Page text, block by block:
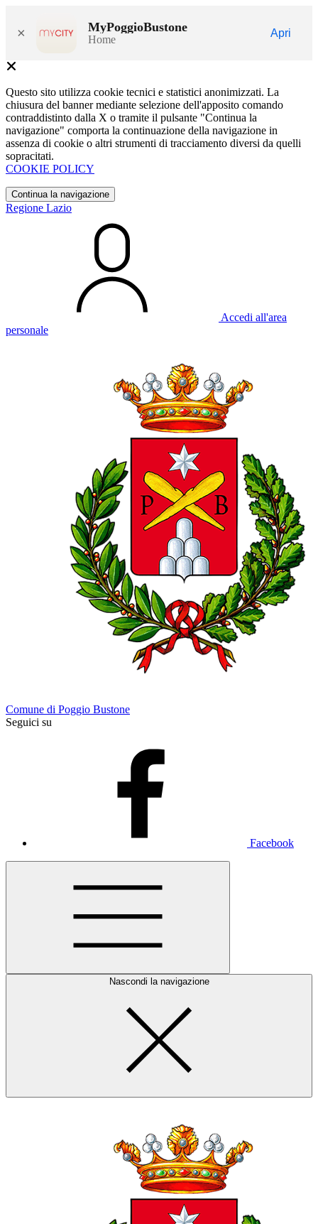
× MyPoggioBustone
Home
Apri
Questo sito utilizza cookie tecnici e statistici anonimizzati. La
chiusura del banner mediante selezione dell'apposito comando
contraddistinto dalla X o tramite il pulsante "Continua la
navigazione" comporta la continuazione della navigazione in
assenza di cookie o altri strumenti di tracciamento diversi da quelli
sopracitati.
COOKIE POLICY
Continua la navigazione
Regione Lazio
Accedi all'area
personale
Comune di Poggio Bustone
Seguici su
Facebook
Nascondi la navigazione